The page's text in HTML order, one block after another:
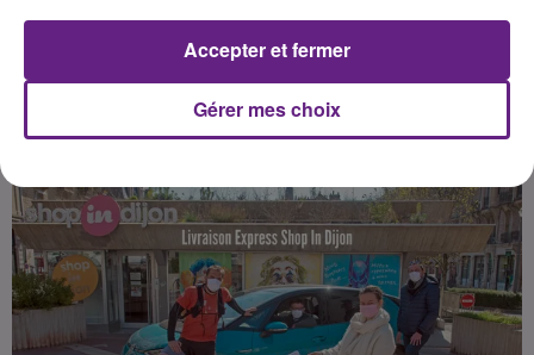
communiqué.
Publié : 9 avril 2021 à 14h30 par Dimitri Coutand
Gérer mes choix
Accepter et fermer